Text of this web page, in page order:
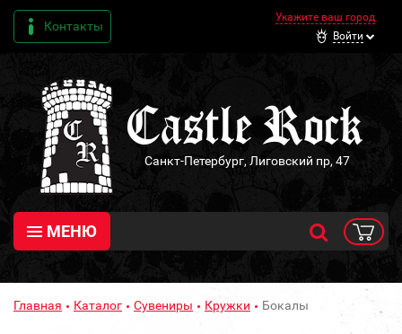
Контакты
Укажите ваш город
Войти
Санкт-Петербург, Лиговский пр, 47
МЕНЮ
Главная Каталог Сувениры Кружки Бокалы